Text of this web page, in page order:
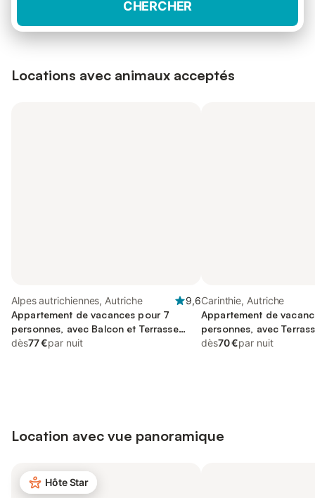
CHERCHER
Locations avec animaux acceptés
Alpes autrichiennes, Autriche
9,6
Appartement de vacances pour 7
personnes, avec Balcon et Terrasse
ainsi que Jardin et Vue
dès77 €par nuit
Carinthie, Autriche
Appartement de
personnes, avec
dès70 €par nuit
Location avec vue panoramique
Hôte Star